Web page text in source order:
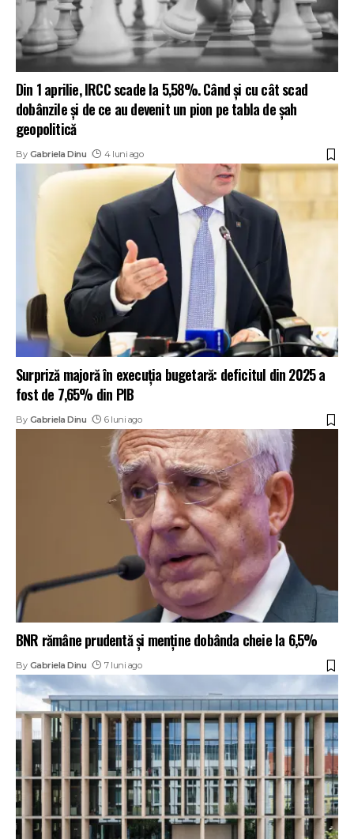
Din 1 aprilie, IRCC scade la 5,58%. Când și cu cât scad
dobânzile și de ce au devenit un pion pe tabla de șah
geopolitică
By Gabriela Dinu 4 luni ago
Surpriză majoră în execuția bugetară: deficitul din 2025 a
fost de 7,65% din PIB
By Gabriela Dinu 6 luni ago
BNR rămâne prudentă și menține dobânda cheie la 6,5%
By Gabriela Dinu 7 luni ago